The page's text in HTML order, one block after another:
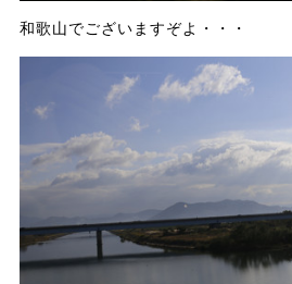
和歌山でございますぞよ・・・